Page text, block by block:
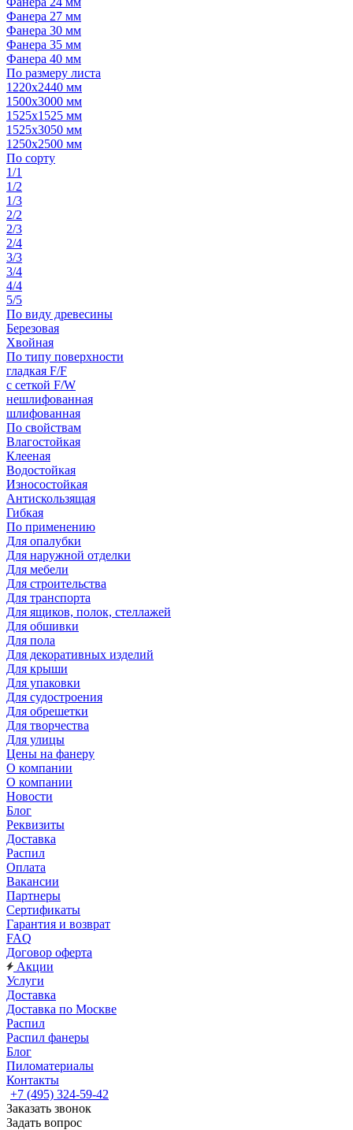
Фанера 27 мм
Фанера 30 мм
Фанера 35 мм
Фанера 40 мм
По размеру листа
1220х2440 мм
1500х3000 мм
1525x1525 мм
1525х3050 мм
1250х2500 мм
По сорту
1/1
1/2
1/3
2/2
2/3
2/4
3/3
3/4
4/4
5/5
По виду древесины
Березовая
Хвойная
По типу поверхности
гладкая F/F
с сеткой F/W
нешлифованная
шлифованная
По свойствам
Влагостойкая
Клееная
Водостойкая
Износостойкая
Антискользящая
Гибкая
По применению
Для опалубки
Для наружной отделки
Для мебели
Для строительства
Для транспорта
Для ящиков, полок, стеллажей
Для обшивки
Для пола
Для декоративных изделий
Для крыши
Для упаковки
Для судостроения
Для обрешетки
Для творчества
Для улицы
Цены на фанеру
О компании
О компании
Новости
Блог
Реквизиты
Доставка
Распил
Оплата
Вакансии
Партнеры
Сертификаты
Гарантия и возврат
FAQ
Договор оферта
Акции
Услуги
Доставка
Доставка по Москве
Распил
Распил фанеры
Блог
Пиломатериалы
Контакты
+7 (495) 324-59-42
Заказать звонок
Задать вопрос